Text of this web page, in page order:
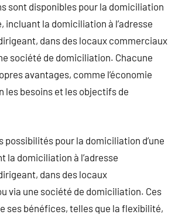
sont disponibles pour la domiciliation
incluant la domiciliation à l’adresse
dans des locaux commerciaux
société de domiciliation. Chacune
avantages, comme l’économie
les besoins et les objectifs de
possibilités pour la domiciliation d’une
la domiciliation à l’adresse
dans des locaux
via une société de domiciliation. Ces
ses bénéfices, telles que la flexibilité,